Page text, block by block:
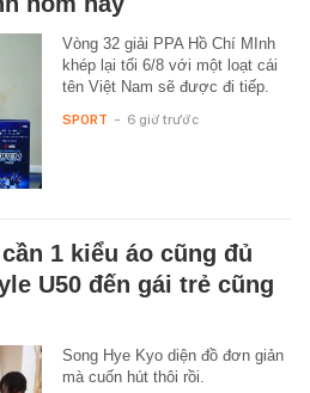
Vòng 32 giải PPA Hồ Chí MInh
khép lại tối 6/8 với một loạt cái
tên Việt Nam sẽ được đi tiếp.
SPORT - 6 giờ trước
1 kiểu áo cũng đủ
U50 đến gái trẻ cũng
Song Hye Kyo diện đồ đơn giản
mà cuốn hút thôi rồi.